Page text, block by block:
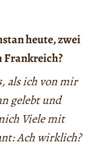
heute, zwei
Frankreich?
als ich von mir
gelebt und
Viele mit
Ach wirklich?